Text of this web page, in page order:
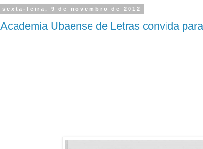
sexta-feira, 9 de novembro de 2012
Academia Ubaense de Letras convida